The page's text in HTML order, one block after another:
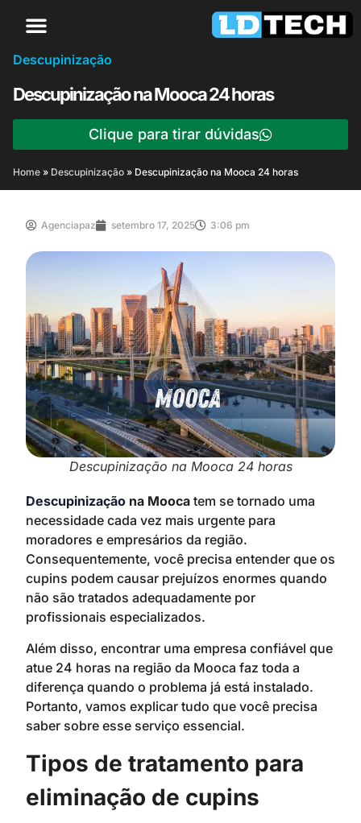
Descupinização
Descupinização na Mooca 24 horas
Clique para tirar dúvidas
Home » Descupinização » Descupinização na Mooca 24 horas
Agenciapaz setembro 17, 2025 3:06 pm
Descupinização na Mooca 24 horas
Descupinização na Mooca tem se tornado uma
necessidade cada vez mais urgente para
moradores e empresários da região.
Consequentemente, você precisa entender que os
cupins podem causar prejuízos enormes quando
não são tratados adequadamente por
profissionais especializados.
Além disso, encontrar uma empresa confiável que
atue 24 horas na região da Mooca faz toda a
diferença quando o problema já está instalado.
Portanto, vamos explicar tudo que você precisa
saber sobre esse serviço essencial.
Tipos de tratamento para
eliminação de cupins